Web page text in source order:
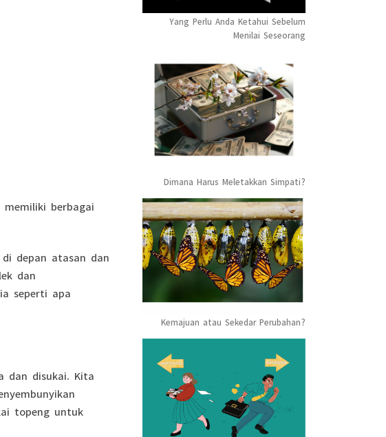
berbagai
depan atasan dan
dan
seperti apa
dan disukai. Kita
topeng untuk
Yang Perlu Anda Ketahui Sebelum
Menilai Seseorang
Dimana Harus Meletakkan Simpati?
Kemajuan atau Sekedar Perubahan?